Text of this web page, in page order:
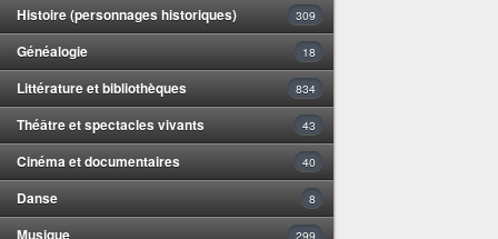
Histoire (personnages historiques) 309
Généalogie 18
Littérature et bibliothèques 834
Théâtre et spectacles vivants 43
Cinéma et documentaires 40
Danse 8
Musique 299